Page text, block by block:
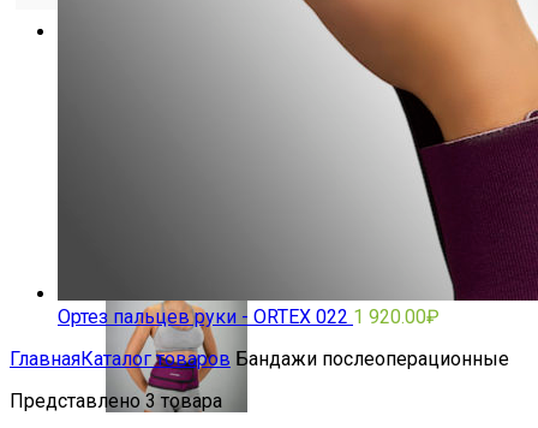
Ортез пальцев руки - ORTEX 022 1 920.00₽
ГлавнаяКаталог товаров Бандажи послеоперационные
Представлено 3 товара